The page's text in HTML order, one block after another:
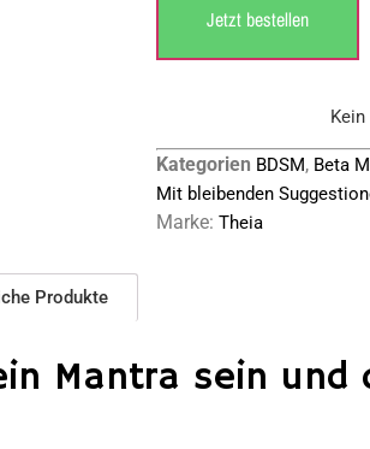
Jetzt bestellen
Kategorien BDSM, Beta
Mit bleibenden
Marke: Theia
Produkte
Mantra sein